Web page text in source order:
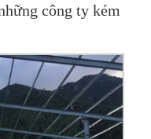
công ty kém